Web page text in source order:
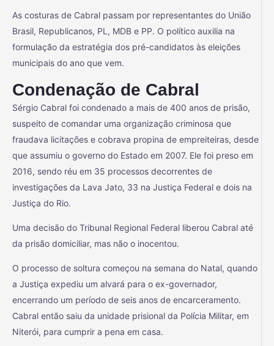
As costuras de Cabral passam por representantes do União
Brasil, Republicanos, PL, MDB e PP. O político auxilia na
formulação da estratégia dos pré-candidatos às eleições
municipais do ano que vem.
Condenação de Cabral
Sérgio Cabral foi condenado a mais de 400 anos de prisão,
suspeito de comandar uma organização criminosa que
fraudava licitações e cobrava propina de empreiteiras, desde
que assumiu o governo do Estado em 2007. Ele foi preso em
2016, sendo réu em 35 processos decorrentes de
investigações da Lava Jato, 33 na Justiça Federal e dois na
Justiça do Rio.
Uma decisão do Tribunal Regional Federal liberou Cabral até
da prisão domiciliar, mas não o inocentou.
O processo de soltura começou na semana do Natal, quando
a Justiça expediu um alvará para o ex-governador,
encerrando um período de seis anos de encarceramento.
Cabral então saiu da unidade prisional da Polícia Militar, em
Niterói, para cumprir a pena em casa.